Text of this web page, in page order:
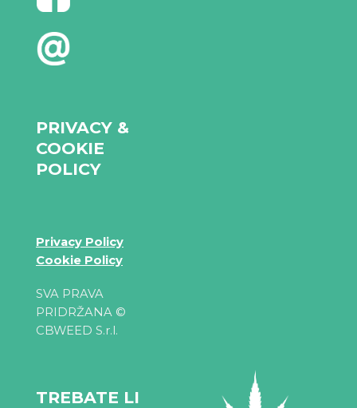
PRIVACY &
COOKIE
POLICY
Privacy Policy
Cookie Policy
SVA PRAVA
PRIDRŽANA ©
CBWEED S.r.l.
TREBATE LI